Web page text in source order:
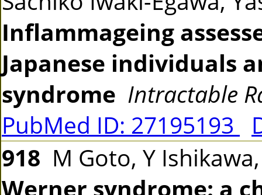
Inflammageing
Japanese individuals
syndrome Intractable
PubMed ID: 27195193
918 M Goto, Y
Werner syndrome: a